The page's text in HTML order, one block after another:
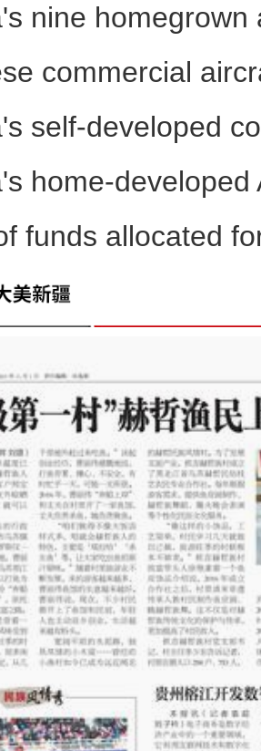
鲁木齐市水磨沟区开设18
nine homegrown
commercial
self-developed
home-
funds allocated